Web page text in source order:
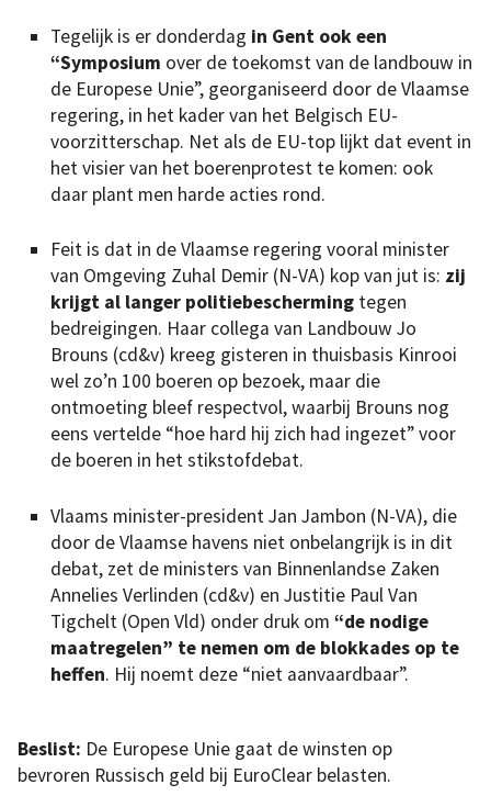
Tegelijk is er donderdag in Gent ook een
“Symposium over de toekomst van de landbouw in
de Europese Unie”, georganiseerd door de Vlaamse
regering, in het kader van het Belgisch EU-
voorzitterschap. Net als de EU-top lijkt dat event in
het visier van het boerenprotest te komen: ook
daar plant men harde acties rond.
Feit is dat in de Vlaamse regering vooral minister
van Omgeving Zuhal Demir (N-VA) kop van jut is: zij
krijgt al langer politiebescherming tegen
bedreigingen. Haar collega van Landbouw Jo
Brouns (cd&v) kreeg gisteren in thuisbasis Kinrooi
wel zo’n 100 boeren op bezoek, maar die
ontmoeting bleef respectvol, waarbij Brouns nog
eens vertelde “hoe hard hij zich had ingezet” voor
de boeren in het stikstofdebat.
Vlaams minister-president Jan Jambon (N-VA), die
door de Vlaamse havens niet onbelangrijk is in dit
debat, zet de ministers van Binnenlandse Zaken
Annelies Verlinden (cd&v) en Justitie Paul Van
Tigchelt (Open Vld) onder druk om “de nodige
maatregelen” te nemen om de blokkades op te
heffen. Hij noemt deze “niet aanvaardbaar”.
Beslist: De Europese Unie gaat de winsten op
bevroren Russisch geld bij EuroClear belasten.